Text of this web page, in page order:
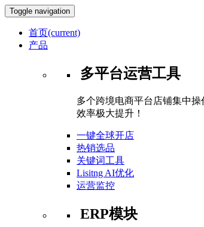
Toggle navigation
首页(current)
产品
多平台运营工具
多个跨境电商平台店铺集中操
效率极大提升！
一键全球开店
热销选品
关键词工具
Lisitng AI优化
运营监控
ERP模块